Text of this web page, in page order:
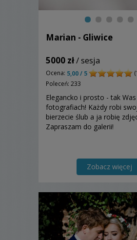
Marian - Gliwice
5000 zł/ sesja
Ocena: 5,00 / 5
Poleceń: 233
Elegancko i prosto - tak
fotografiach! Każdy robi
bierzecie ślub a ja robię
Zapraszam do galerii!
Zobacz więcej